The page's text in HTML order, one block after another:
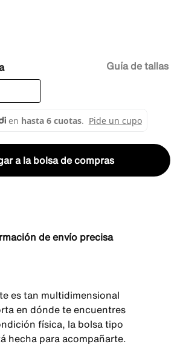
Guía de tallas
a la bolsa de compras
de envío precisa
es tan multidimensional
en dónde te encuentres
física, la bolsa tipo
hecha para acompañarte.